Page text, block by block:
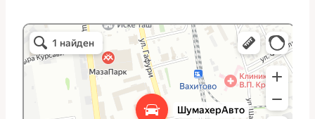
ШумахерАвто
Автосервис, автотехцентр в Казани
Студия тюнинга в Казани